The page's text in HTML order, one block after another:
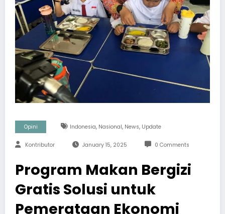
Opini Indonesia, Nasional, News, Update
Kontributor January 15, 2025 0 Comments
Program Makan Bergizi
Gratis Solusi untuk
Pemerataan Ekonomi